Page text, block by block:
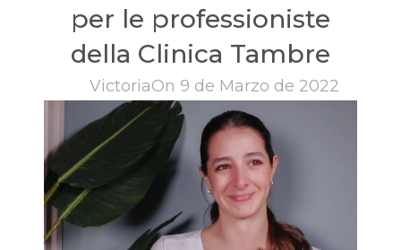
per le professioniste
della Clinica Tambre
VictoriaOn 9 de Marzo de 2022